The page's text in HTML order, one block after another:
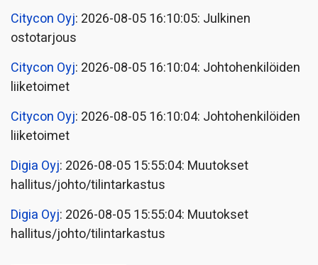
Citycon Oyj: 2026-08-05 16:10:05: Julkinen
ostotarjous
Citycon Oyj: 2026-08-05 16:10:04: Johtohenkilöiden
liiketoimet
Citycon Oyj: 2026-08-05 16:10:04: Johtohenkilöiden
liiketoimet
Digia Oyj: 2026-08-05 15:55:04: Muutokset
hallitus/johto/tilintarkastus
Digia Oyj: 2026-08-05 15:55:04: Muutokset
hallitus/johto/tilintarkastus